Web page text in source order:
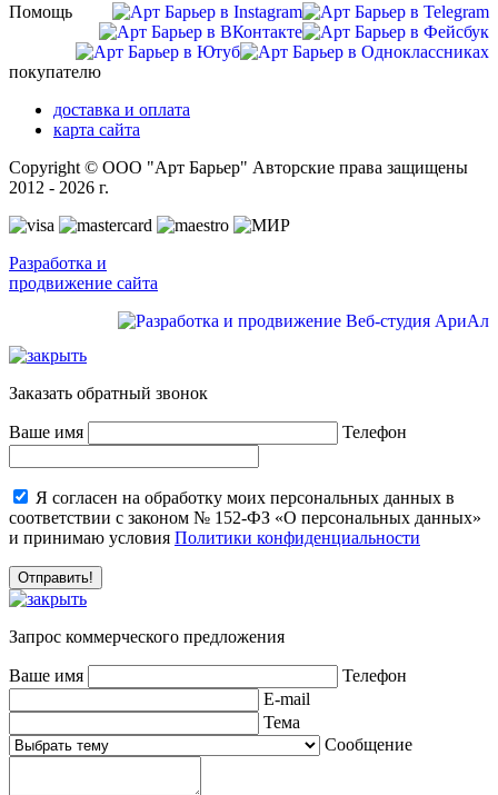
Помощь
покупателю
доставка и оплата
карта сайта
Copyright © ООО "Арт Барьер" Авторские права защищены
2012 - 2026 г.
Разработка и
продвижение сайта
Заказать обратный звонок
Ваше имя Телефон
Я согласен на обработку моих персональных данных в
соответствии с законом № 152-ФЗ «О персональных данных»
и принимаю условия Политики конфиденциальности
Запрос коммерческого предложения
Ваше имя
Телефон
E-mail
Тема
Сообщение